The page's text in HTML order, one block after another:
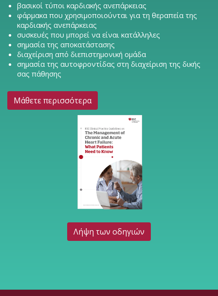
βασικοί τύποι καρδιακής ανεπάρκειας
φάρμακα που χρησιμοποιούνται για τη θεραπεία της
καρδιακής ανεπάρκειας
συσκευές που μπορεί να είναι κατάλληλες
σημασία της αποκατάστασης
διαχείριση από διεπιστημονική ομάδα
σημασία της αυτοφροντίδας στη διαχείριση της δικής
σας πάθησης
Μάθετε περισσότερα
Λήψη των οδηγιών